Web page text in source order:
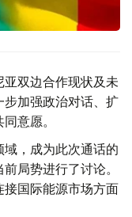
双边合作现状及未
加强政治对话、扩
意愿。
，成为此次通话的
局势进行了讨论。
国际能源市场方面